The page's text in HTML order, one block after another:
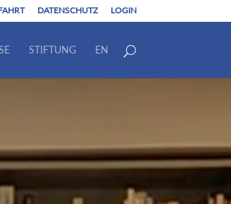
DATENSCHUTZ LOGIN
STIFTUNG EN